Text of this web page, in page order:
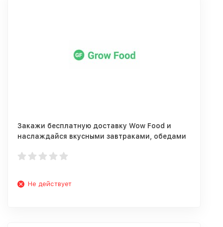
Закажи бесплатную доставку Wow Food и
наслаждайся вкусными завтраками, обедами
Не действует